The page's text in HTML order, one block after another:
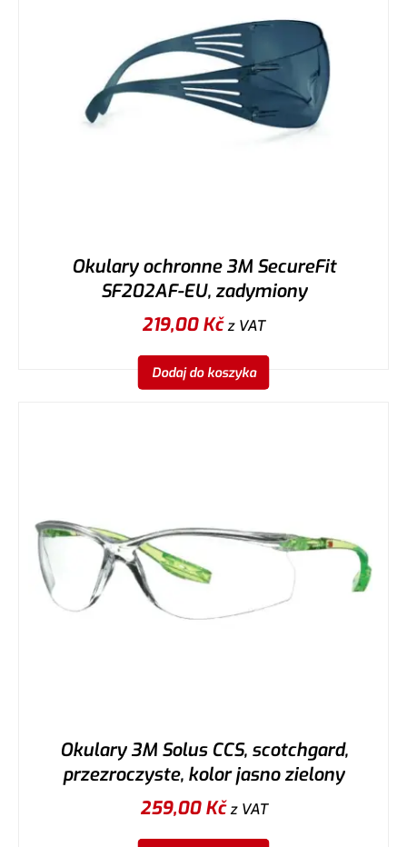
Okulary ochronne 3M SecureFit
SF202AF-EU, zadymiony
219,00Kčz VAT
Dodaj do koszyka
Okulary 3M Solus CCS, scotchgard,
przezroczyste, kolor jasno zielony
259,00Kčz VAT